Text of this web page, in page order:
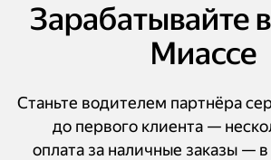
Зарабатывайте
Миассе
Станьте водителем партнёра
до первого клиента —
оплата за наличные заказы —